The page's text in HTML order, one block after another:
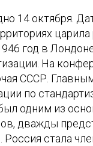
14 октября.
царила
год в
На
СССР.
по
одним из
дважды
Россия стала